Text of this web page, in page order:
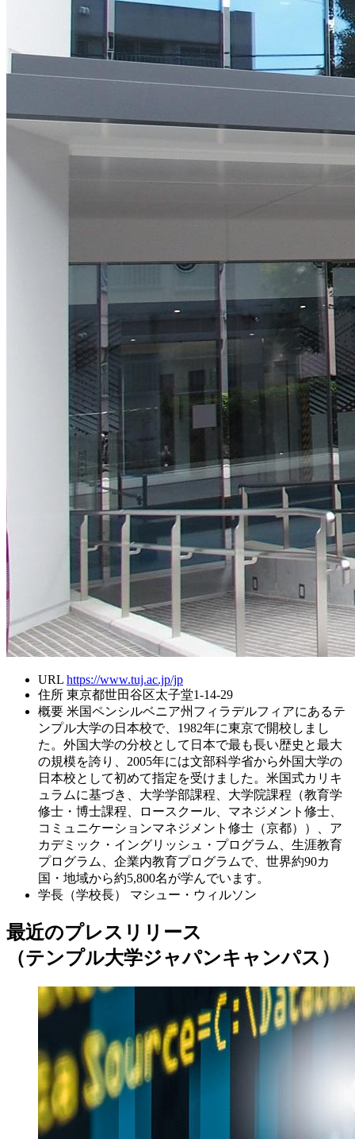
URL https://www.tuj.ac.jp/jp
住所 東京都世田谷区太子堂1-14-29
概要 米国ペンシルベニア州フィラデルフィアにあるテ
ンプル大学の日本校で、1982年に東京で開校しまし
た。外国大学の分校として日本で最も長い歴史と最大
の規模を誇り、2005年には文部科学省から外国大学の
日本校として初めて指定を受けました。米国式カリキ
ュラムに基づき、大学学部課程、大学院課程（教育学
修士・博士課程、ロースクール、マネジメント修士、
コミュニケーションマネジメント修士（京都））、ア
カデミック・イングリッシュ・プログラム、生涯教育
プログラム、企業内教育プログラムで、世界約90カ
国・地域から約5,800名が学んでいます。
学長（学校長）
マシュー・ウィルソン
最近のプレスリリース
（テンプル大学ジャパンキャンパス）